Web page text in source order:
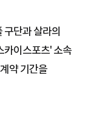
단과 살라의
카이스포츠' 소속
약 기간을